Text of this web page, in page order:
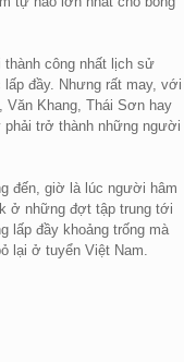
công nhất lịch sử
đầy. Nhưng rất may, với
Văn Khang, Thái Sơn hay
trở thành những người
đến, giờ là lúc người hâm
ở những đợt tập trung tới
lấp đầy khoảng trống mà
lại ở tuyển Việt Nam.